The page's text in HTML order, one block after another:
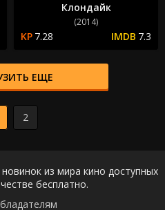
Клондайк
(2014)
7.28 7.3
ЕЩЕ
2
из мира кино доступных
бесплатно.